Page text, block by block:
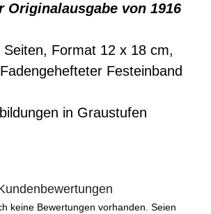
Originalausgabe von 1916
Seiten, Format 12 x 18 cm,
Festeinband
in Graustufen
keine Bewertungen vorhanden. Seien